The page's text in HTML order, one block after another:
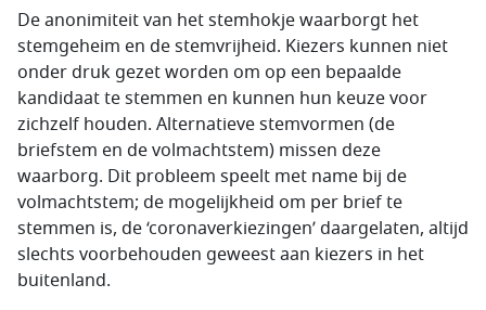
De anonimiteit van het stemhokje waarborgt het
stemgeheim en de stemvrijheid. Kiezers kunnen niet
onder druk gezet worden om op een bepaalde
kandidaat te stemmen en kunnen hun keuze voor
zichzelf houden. Alternatieve stemvormen (de
briefstem en de volmachtstem) missen deze
waarborg. Dit probleem speelt met name bij de
volmachtstem; de mogelijkheid om per brief te
stemmen is, de ‘coronaverkiezingen’ daargelaten, altijd
slechts voorbehouden geweest aan kiezers in het
buitenland.